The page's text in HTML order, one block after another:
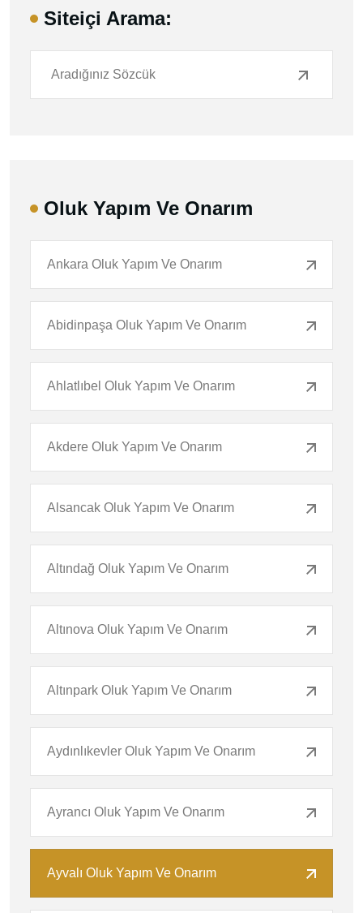
Siteiçi Arama:
Oluk Yapım Ve Onarım
Ankara Oluk Yapım Ve Onarım
Abidinpaşa Oluk Yapım Ve Onarım
Ahlatlıbel Oluk Yapım Ve Onarım
Akdere Oluk Yapım Ve Onarım
Alsancak Oluk Yapım Ve Onarım
Altındağ Oluk Yapım Ve Onarım
Altınova Oluk Yapım Ve Onarım
Altınpark Oluk Yapım Ve Onarım
Aydınlıkevler Oluk Yapım Ve Onarım
Ayrancı Oluk Yapım Ve Onarım
Ayvalı Oluk Yapım Ve Onarım